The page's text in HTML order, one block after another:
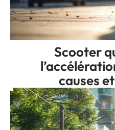
Scooter
causes